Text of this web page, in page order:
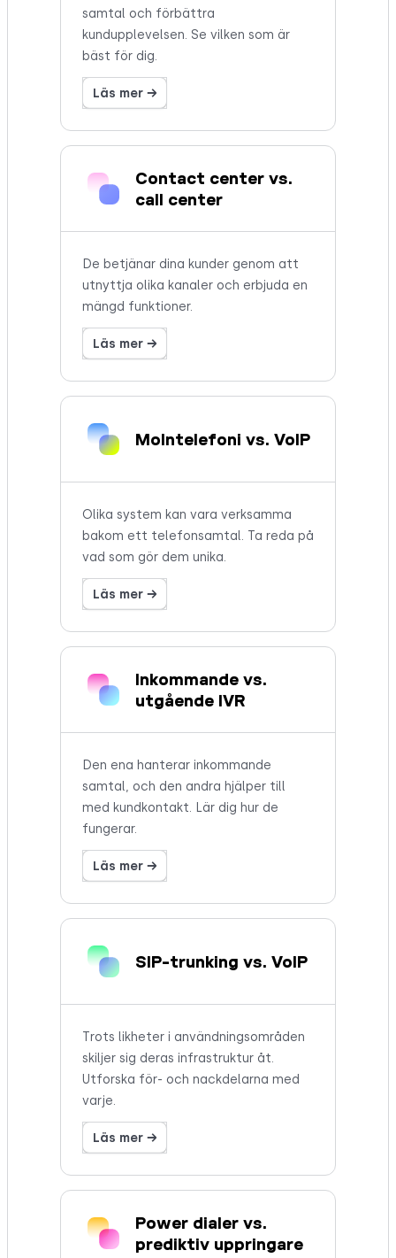
samtal och förbättra
kundupplevelsen. Se vilken som är
bäst för dig.
Läs mer →
Contact center vs.
call center
De betjänar dina kunder genom att
utnyttja olika kanaler och erbjuda en
mängd funktioner.
Läs mer →
Molntelefoni vs. VoIP
Olika system kan vara verksamma
bakom ett telefonsamtal. Ta reda på
vad som gör dem unika.
Läs mer →
Inkommande vs.
utgående IVR
Den ena hanterar inkommande
samtal, och den andra hjälper till
med kundkontakt. Lär dig hur de
fungerar.
Läs mer →
SIP-trunking vs. VoIP
Trots likheter i användningsområden
skiljer sig deras infrastruktur åt.
Utforska för- och nackdelarna med
varje.
Läs mer →
Power dialer vs.
prediktiv uppringare